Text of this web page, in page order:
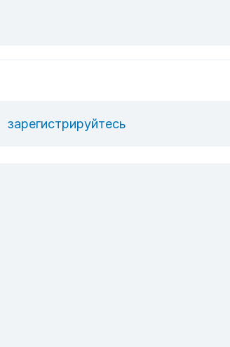
зарегистрируйтесь